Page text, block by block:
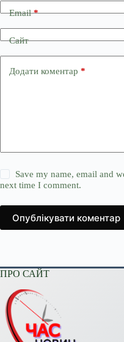
Email*
Сайт
Додати коментар *
Save my name, email and
next time I comment.
Опублікувати коментар
ПРО САЙТ